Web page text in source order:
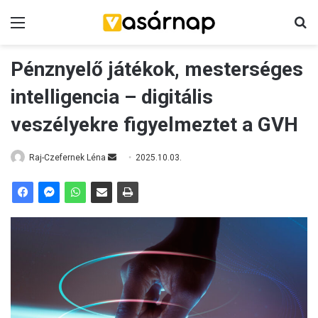
Pénznyelő játékok, mesterséges
intelligencia – digitális
veszélyekre figyelmeztet a GVH
Raj-Czefernek Léna
e
m
i
2025.10.03.